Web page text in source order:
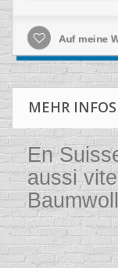
Auf meine
MEHR INFOS
En
aussi